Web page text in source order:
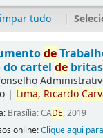
tudo |
de
do cartelde
| Lima, Ricardo
Brasília: CADE, 2019
online:Clique aqui